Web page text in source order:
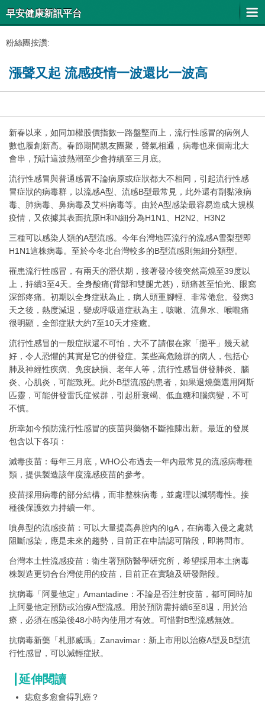
早安健康新訊平台
粉絲團按讚:
漲聲又起 流感疫情一波還比一波高
新春以來，如同加權股價指數一路盤堅而上，流行性感冒的病例人
數也履創新高。春節期間親友團聚，聲氣相通，病毒也來個南北大
會串，預計這波熱潮至少會持續至三月底。
流行性感冒與普通感冒不論病原或症狀都大不相同，引起流行性感
冒症狀的病毒群，以流感A型、流感B型最常見，此外還有副黏液病
毒、肺病毒、鼻病毒及艾科病毒等。由於A型感染最容易造成大規模
疫情，又依據其表面抗原H和N細分為H1N1、H2N2、H3N2
三種可以感染人類的A型流感。今年台灣地區流行的流感A雪梨型即
H1N1這株病毒。至於今冬北台灣較多的B型流感則無細分類型。
罹患流行性感冒，有兩天的潛伏期，接著發冷後突然高燒至39度以
上，持續3至4天。全身酸痛(背部和雙腿尤甚)，頭痛甚至怕光、眼窩
深部疼痛。初期以全身症狀為止，病人頭重腳輕、非常倦怠。發病3
天之後，熱度減退，變成呼吸道症狀為主，咳嗽、流鼻水、喉嚨痛
很明顯，全部症狀大約7至10天才痊癒。
流行性感冒的一般症狀還不可怕，大不了請假在家「攤平」幾天就
好，令人恐懼的其實是它的併發症。某些高危險群的病人，包括心
肺及神經性疾病、免疫缺損、老年人等，流行性感冒併發肺炎、腦
炎、心肌炎，可能致死。此外B型流感的患者，如果退燒藥選用阿斯
匹靈，可能併發雷氏症候群，引起肝衰竭、低血糖和腦病變，不可
不慎。
所幸如今預防流行性感冒的疫苗與藥物不斷推陳出新。最近的發展
包含以下各項：
減毒疫苗：每年三月底，WHO公布過去一年內最常見的流感病毒種
類，提供製造該年度流感疫苗的參考。
疫苗採用病毒的部分結構，而非整株病毒，並處理以減弱毒性。接
種後保護效力持續一年。
噴鼻型的流感疫苗：可以大量提高鼻腔內的IgA，在病毒入侵之處就
阻斷感染，應是未來的趨勢，目前正在申請認可階段，即將問市。
台灣本土性流感疫苗：衛生署預防醫學研究所，希望採用本土病毒
株製造更切合台灣使用的疫苗，目前正在實驗及研發階段。
抗病毒「阿曼他定」Amantadine：不論是否注射疫苗，都可同時加
上阿曼他定預防或治療A型流感。用於預防需持續6至8週，用於治
療，必須在感染後48小時內使用才有效。可惜對B型流感無效。
抗病毒新藥「札那威瑪」Zanavimar：新上市用以治療A型及B型流
行性感冒，可以減輕症狀。
延伸閱讀
痣愈多愈會得乳癌？